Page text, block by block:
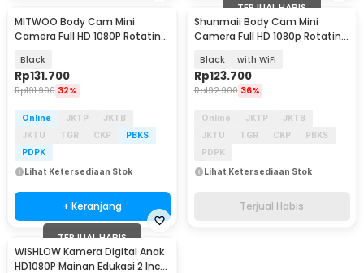
MITWOO Body Cam Mini
Camera Full HD 1080P Rotating
Black
Rp131.700
Rp191.900 32%
Online JKTP
JKTB
JKTU
TGR CKP
PBKS
PDPK
Lihat Ketersediaan Stok
+ Keranjang
TERJUAL HABIS
Shunmaii Body Cam Mini
Camera Full HD 1080p Rotating
Black with WiFi
Rp123.700
Rp192.900 36%
Online JKTP
JKTB
JKTU
TGR CKP
PBKS
PDPK
Lihat Ketersediaan Stok
Terjual Habis
TERJUAL HABIS
WISHLOW Kamera Digital Anak
HD1080P Mainan Edukasi 2 Inch